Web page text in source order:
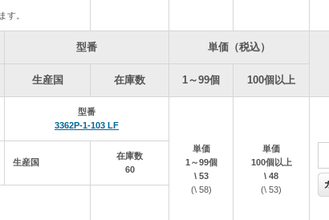
更新しました。
を更新しました。
を更新しました。
を更新しました。
。
せていただきます。
す。
型番
単価（税込）
生産国 在庫数 1～99個 100個以上
型番
3362P-1-103 LF
単価
1～99個
\ 53
(\ 58)
単価
100個以上
\ 48
(\ 53)
生産国
在庫数
60